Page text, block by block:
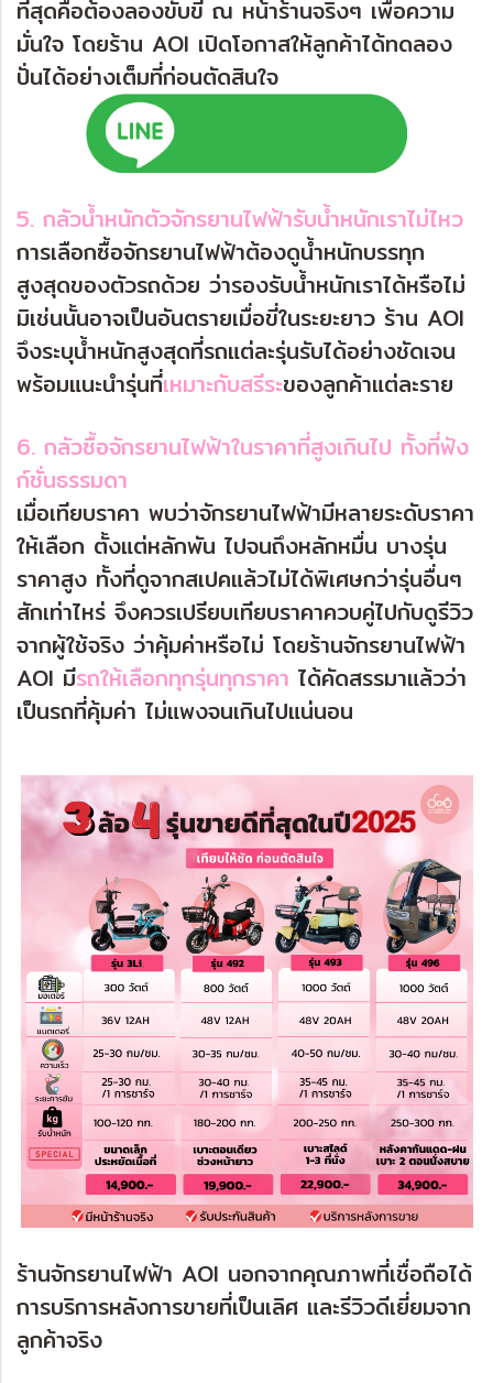
ที่สุดคือต้องลองขับขี่ ณ หน้าร้านจริงๆ เพื่อความ
มั่นใจ โดยร้าน AOI เปิดโอกาสให้ลูกค้าได้ทดลอง
ปั่นได้อย่างเต็มที่ก่อนตัดสินใจ
5. กลัวน้ำหนักตัวจักรยานไฟฟ้ารับน้ำหนักเราไม่ไหว
การเลือกซื้อจักรยานไฟฟ้าต้องดูน้ำหนักบรรทุก
สูงสุดของตัวรถด้วย ว่ารองรับน้ำหนักเราได้หรือไม่
มิเช่นนั้นอาจเป็นอันตรายเมื่อขี่ในระยะยาว ร้าน AOI
จึงระบุน้ำหนักสูงสุดที่รถแต่ละรุ่นรับได้อย่างชัดเจน
พร้อมแนะนำรุ่นที่เหมาะกับสรีระของลูกค้าแต่ละราย
6. กลัวซื้อจักรยานไฟฟ้าในราคาที่สูงเกินไป ทั้งที่ฟัง
ก์ชั่นธรรมดา
เมื่อเทียบราคา พบว่าจักรยานไฟฟ้ามีหลายระดับราคา
ให้เลือก ตั้งแต่หลักพัน ไปจนถึงหลักหมื่น บางรุ่น
ราคาสูง ทั้งที่ดูจากสเปคแล้วไม่ได้พิเศษกว่ารุ่นอื่นๆ
สักเท่าไหร่ จึงควรเปรียบเทียบราคาควบคู่ไปกับดูรีวิว
จากผู้ใช้จริง ว่าคุ้มค่าหรือไม่ โดยร้านจักรยานไฟฟ้า
AOI มีรถให้เลือกทุกรุ่นทุกราคา ได้คัดสรรมาแล้วว่า
เป็นรถที่คุ้มค่า ไม่แพงจนเกินไปแน่นอน
ร้านจักรยานไฟฟ้า AOI นอกจากคุณภาพที่เชื่อถือได้
การบริการหลังการขายที่เป็นเลิศ และรีวิวดีเยี่ยมจาก
ลูกค้าจริง